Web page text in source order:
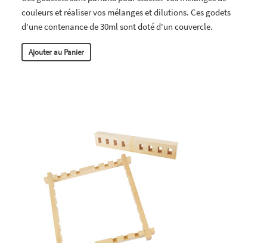
couleurs et réaliser vos mélanges et dilutions. Ces godets
d'une contenance de 30ml sont doté d'un couvercle.
Ajouter au Panier